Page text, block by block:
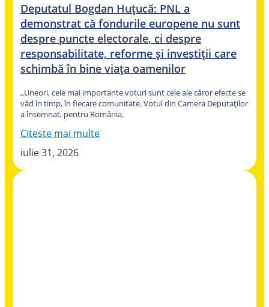
Deputatul Bogdan Huțucă: PNL a
demonstrat că fondurile europene nu sunt
despre puncte electorale, ci despre
responsabilitate, reforme și investiții care
schimbă în bine viața oamenilor
,,Uneori, cele mai importante voturi sunt cele ale căror efecte se
văd în timp, în fiecare comunitate. Votul din Camera Deputaților
a însemnat, pentru România,
Citeste mai multe
iulie 31, 2026